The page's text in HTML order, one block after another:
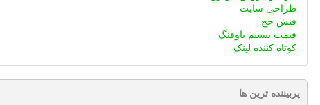
طراحی سایت
فیش حج
قیمت بیسیم باوفنگ
کوتاه کننده لینک
پربیننده ترین ها